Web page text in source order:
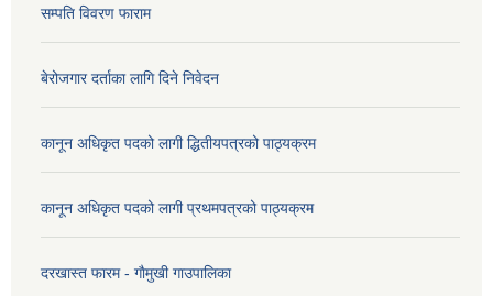
सम्पति विवरण फाराम
बेरोजगार दर्ताका लागि दिने निवेदन
कानून अधिकृत पदको लागी द्धितीयपत्रको पाठ्यक्रम
कानून अधिकृत पदको लागी प्रथमपत्रको पाठ्यक्रम
दरखास्त फारम - गाैमुखी गाउपालिका